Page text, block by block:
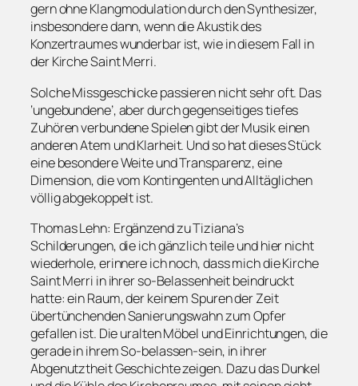
gern ohne Klangmodulation durch den Synthesizer,
insbesondere dann, wenn die Akustik des
Konzertraumes wunderbar ist, wie in diesem Fall in
der Kirche Saint Merri.
Solche Missgeschicke passieren nicht sehr oft. Das
‘ungebundene’, aber durch gegenseitiges tiefes
Zuhören verbundene Spielen gibt der Musik einen
anderen Atem und Klarheit. Und so hat dieses Stück
eine besondere Weite und Transparenz, eine
Dimension, die vom Kontingenten und Alltäglichen
völlig abgekoppelt ist.
Thomas Lehn: Ergänzend zu Tiziana’s
Schilderungen, die ich gänzlich teile und hier nicht
wiederhole, erinnere ich noch, dass mich die Kirche
Saint Merri in ihrer so-Belassenheit beindruckt
hatte: ein Raum, der keinem Spuren der Zeit
übertünchenden Sanierungswahn zum Opfer
gefallen ist. Die uralten Möbel und Einrichtungen, die
gerade in ihrem So-belassen-sein, in ihrer
Abgenutztheit Geschichte zeigen. Dazu das Dunkel